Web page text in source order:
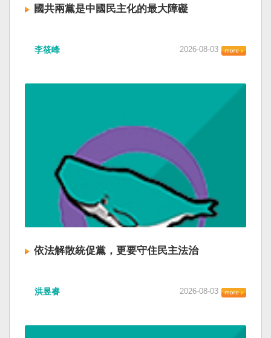
國共兩黨是中國民主化的最大障礙
李筱峰 2026-08-03
依法解散統促黨，更要守住民主法治
洪昱睿 2026-08-03